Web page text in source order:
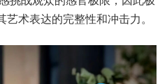
艺术表达的完整性和冲击力。